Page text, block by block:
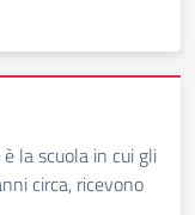
la scuola in cui gli
circa, ricevono